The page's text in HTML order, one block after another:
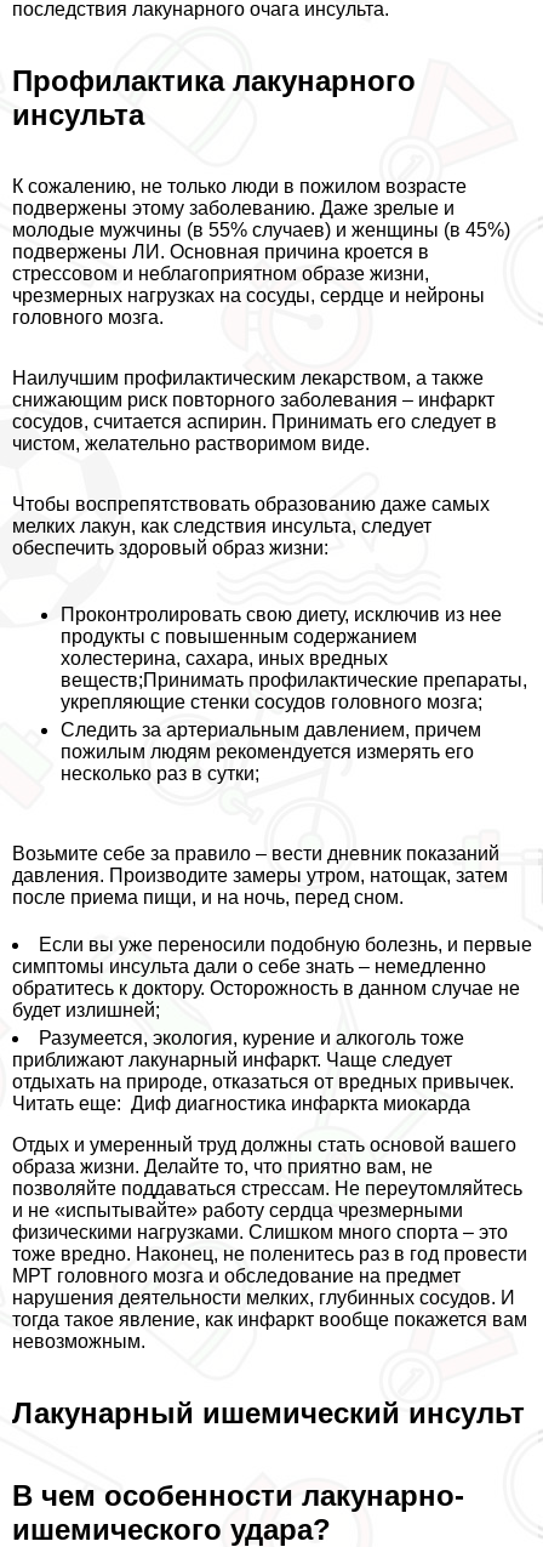
последствия лакунарного очага инсульта.
Профилактика лакунарного
инсульта
К сожалению, не только люди в пожилом возрасте
подвержены этому заболеванию. Даже зрелые и
молодые мужчины (в 55% случаев) и женщины (в 45%)
подвержены ЛИ. Основная причина кроется в
стрессовом и нeблагоприятном образе жизни,
чрезмерных нагрузках на сосуды, сердце и нейроны
головного мозга.
Наилучшим профилактическим лекарством, а также
снижающим риск повторного заболевания – инфаркт
сосудов, считается аспирин. Принимать его следует в
чистом, желательно растворимом виде.
Чтобы воспрепятствовать образованию даже самых
мелких лакун, как следствия инсульта, следует
обеспечить здоровый образ жизни:
Проконтролировать свою диету, исключив из нее
продукты с повышенным содержанием
холестерина, сахара, иных вредных
веществ;Принимать профилактические препараты,
укрепляющие стенки сосудов головного мозга;
Следить за артериальным давлением, причем
пожилым людям рекомендуется измерять его
несколько раз в сутки;
Возьмите себе за правило – вести дневник показаний
давления. Производите замеры утром, натощак, затем
после приема пищи, и на ночь, перед сном.
Если вы уже переносили подобную болезнь, и первые
симптомы инсульта дали о себе знать – немедленно
обратитесь к доктору. Осторожность в данном случае не
будет излишней;
Разумеется, экология, курение и алкоголь тоже
приближают лакунарный инфаркт. Чаще следует
отдыхать на природе, отказаться от вредных привычек.
Читать еще: Диф диагностика инфаркта миокарда
Отдых и умеренный труд должны стать основой вашего
образа жизни. Делайте то, что приятно вам, не
позволяйте поддаваться стрессам. Не переутомляйтесь
и не «испытывайте» работу сердца чрезмерными
физическими нагрузками. Слишком много спорта – это
тоже вредно. Наконец, не поленитесь раз в год провести
МРТ головного мозга и обследование на предмет
нарушения деятельности мелких, глубинных сосудов. И
тогда такое явление, как инфаркт вообще покажется вам
невозможным.
Лакунарный ишемический инсульт
В чем особенности лакунарно-
ишемического удара?